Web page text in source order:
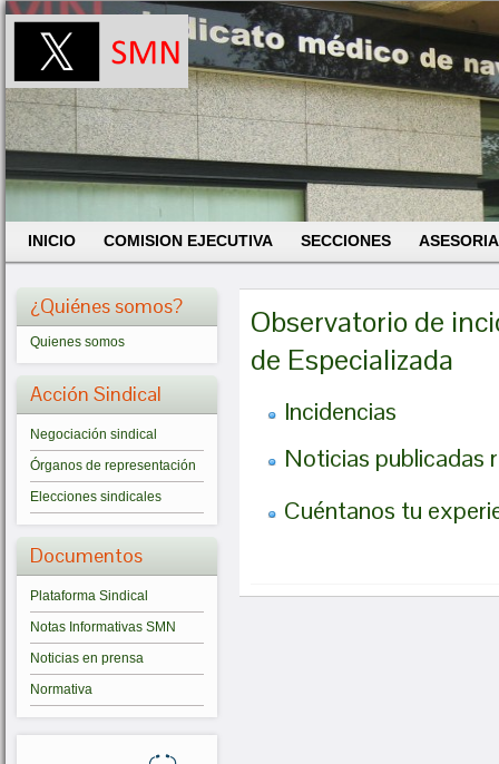
INICIO COMISION EJECUTIVA SECCIONES
¿Quiénes somos?
Quienes somos
Acción Sindical
Negociación sindical
Órganos de representación
Elecciones sindicales
Documentos
Plataforma Sindical
Notas Informativas SMN
Noticias en prensa
Normativa
Observatorio de
de Especializada
Incidencias
Noticias publicadas
Cuéntanos tu